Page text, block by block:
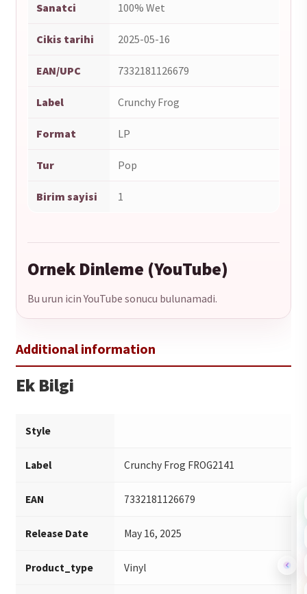
Sanatci 100% Wet
Cikis tarihi 2025-05-16
EAN/UPC 7332181126679
Label Crunchy Frog
Format LP
Tur Pop
Birim sayisi 1
Ornek Dinleme (YouTube)
Bu urun icin YouTube sonucu bulunamadi.
Ek Bilgi
Style
Label Crunchy Frog FROG2141
EAN 7332181126679
Release Date May 16, 2025
Product_type Vinyl